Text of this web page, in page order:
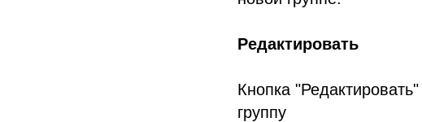
Редактировать
Кнопка
группу